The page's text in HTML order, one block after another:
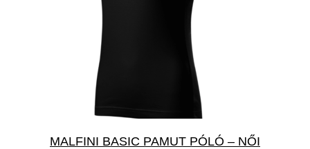
MALFINI BASIC PAMUT PÓLÓ – NŐI